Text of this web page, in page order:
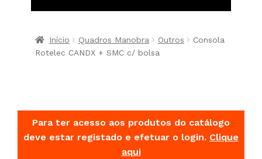
Início Quadros Manobra Outros
Consola
Rotelec CANDX + SMC c/ bolsa
Para ter acesso aos produtos do catálogo
deve estar registado e efetuar o login. Clique
aqui